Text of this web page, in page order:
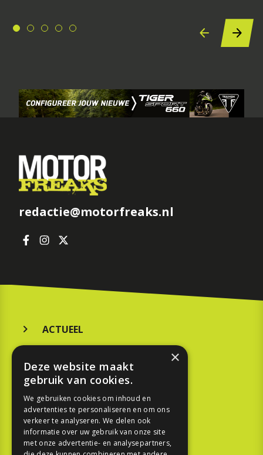
redactie@motorfreaks.nl
ACTUEEL
KOOPGIDS
TESTEN
SPORT
×
Deze website maakt
gebruik van cookies.
We gebruiken cookies om inhoud en
advertenties te personaliseren en om ons
verkeer te analyseren. We delen ook
informatie over uw gebruik van onze site
met onze advertentie- en analysepartners,